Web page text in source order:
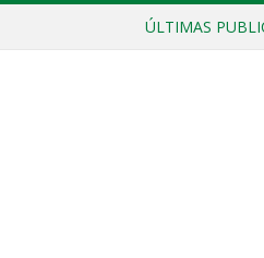
ÚLTIMAS